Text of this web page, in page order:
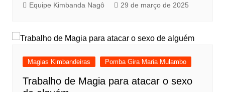
Equipe Kimbanda Nagô 29 de março de 2025
Magias Kimbandeiras Pomba Gira Maria Mulambo
Trabalho de Magia para atacar o sexo